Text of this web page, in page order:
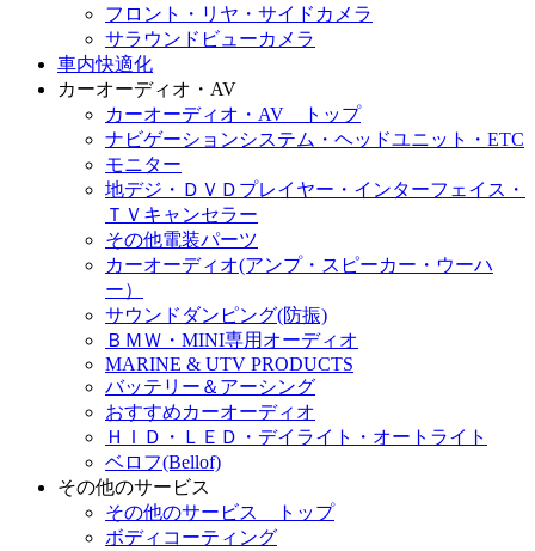
フロント・リヤ・サイドカメラ
サラウンドビューカメラ
車内快適化
カーオーディオ・AV
カーオーディオ・AV トップ
ナビゲーションシステム・ヘッドユニット・ETC
モニター
地デジ・ＤＶＤプレイヤー・インターフェイス・
ＴＶキャンセラー
その他電装パーツ
カーオーディオ(アンプ・スピーカー・ウーハ
ー）
サウンドダンピング(防振)
ＢＭＷ・MINI専用オーディオ
MARINE & UTV PRODUCTS
バッテリー＆アーシング
おすすめカーオーディオ
ＨＩＤ・ＬＥＤ・デイライト・オートライト
ベロフ(Bellof)
その他のサービス
その他のサービス トップ
ボディコーティング